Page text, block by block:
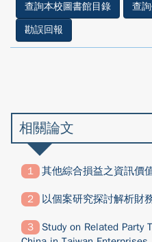
查詢本校圖書館目錄
查
勘誤回報
相關論文
其他綜合損益之資訊價
以個案研究探討解析財
Study on Related Party